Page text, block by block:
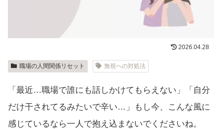
2026.04.28
職場の人間関係リセット 無視への対処法
「最近…職場で誰にも話しかけてもらえない」「自分
だけ干されてるみたいで辛い…」もし今、こんな風に
感じているなら一人で抱え込まないでくださいね。